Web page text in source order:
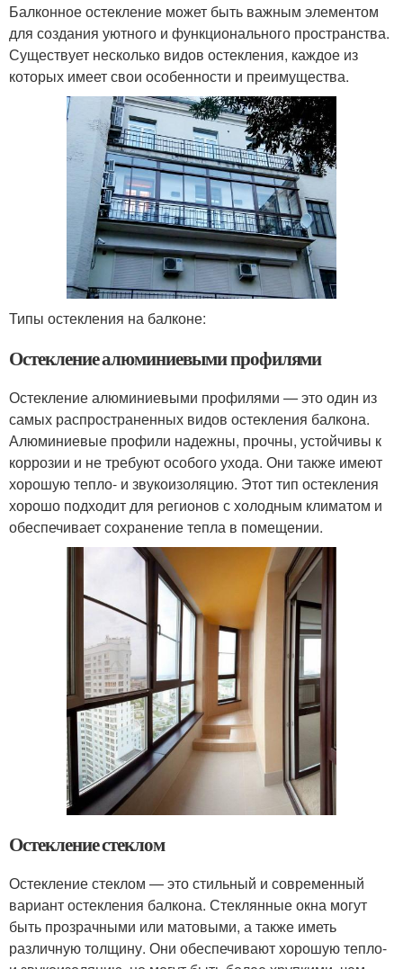
Балконное остекление может быть важным элементом
для создания уютного и функционального пространства.
Существует несколько видов остекления, каждое из
которых имеет свои особенности и преимущества.
Типы остекления на балконе:
Остекление алюминиевыми профилями
Остекление алюминиевыми профилями — это один из
самых распространенных видов остекления балкона.
Алюминиевые профили надежны, прочны, устойчивы к
коррозии и не требуют особого ухода. Они также имеют
хорошую тепло- и звукоизоляцию. Этот тип остекления
хорошо подходит для регионов с холодным климатом и
обеспечивает сохранение тепла в помещении.
Остекление стеклом
Остекление стеклом — это стильный и современный
вариант остекления балкона. Стеклянные окна могут
быть прозрачными или матовыми, а также иметь
различную толщину. Они обеспечивают хорошую тепло-